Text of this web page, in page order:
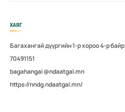
ХАЯГ
Багахангай дүүргийн 1-р хороо 4-р байр
70491151
bagahangai @ndaatgal.mn
https://nndg.ndaatgal.mn/